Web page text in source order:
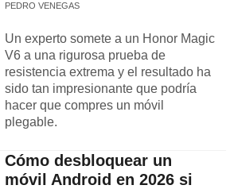
PEDRO VENEGAS
Un experto somete a un Honor Magic
V6 a una rigurosa prueba de
resistencia extrema y el resultado ha
sido tan impresionante que podría
hacer que compres un móvil
plegable.
Cómo desbloquear un
móvil Android en 2026 si